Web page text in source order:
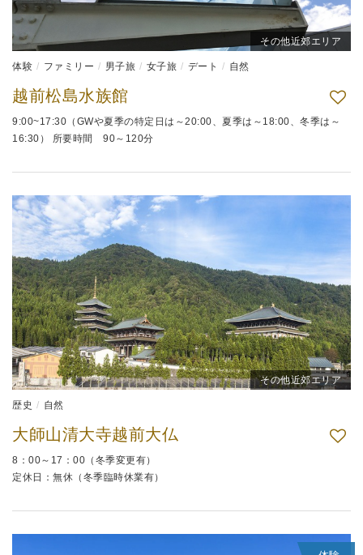
その他近郊エリア
体験 ファミリー 男子旅 女子旅 デート 自然
越前松島水族館
9:00~17:30（GWや夏季の特定日は～20:00、夏季は～18:00、冬季は～
16:30） 所要時間 90～120分
その他近郊エリア
歴史 自然
大師山清大寺越前大仏
8：00～17：00（冬季変更有）
定休日：無休（冬季臨時休業有）